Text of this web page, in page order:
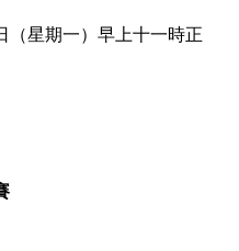
（星期一）早上十一時正